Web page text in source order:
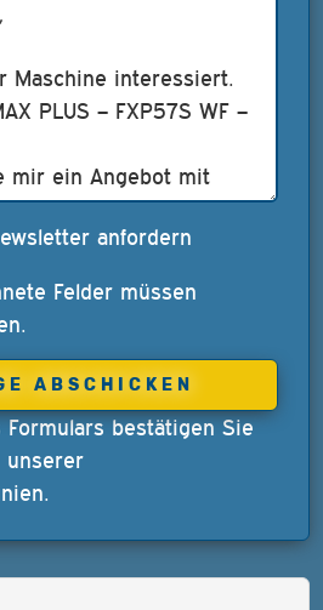
anfordern
Felder müssen
bestätigen Sie
unserer
.